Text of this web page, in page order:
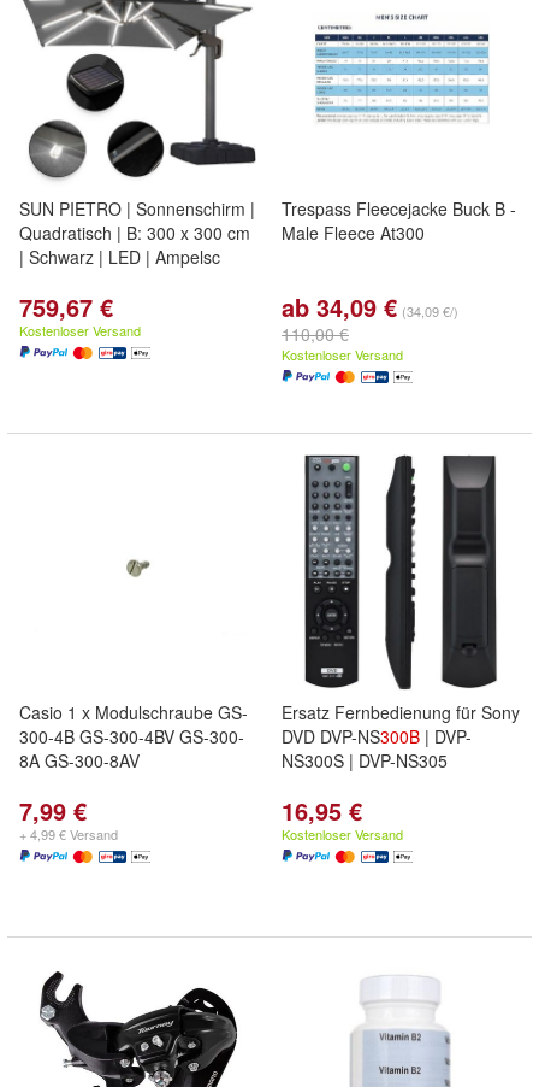
SUN PIETRO | Sonnenschirm |
Quadratisch | B: 300 x 300 cm
| Schwarz | LED | Ampelsc
759,67 €
Kostenloser Versand
Trespass Fleecejacke Buck B -
Male Fleece At300
ab 34,09 € (34,09 €/)
110,00 €
Kostenloser Versand
Casio 1 x Modulschraube GS-
300-4B GS-300-4BV GS-300-
8A GS-300-8AV
7,99 €
+ 4,99 € Versand
Ersatz Fernbedienung für Sony
DVD DVP-NS300B | DVP-
NS300S | DVP-NS305
16,95 €
Kostenloser Versand